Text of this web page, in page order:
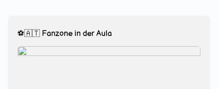
⚽🇦🇹 Fanzone in der Aula